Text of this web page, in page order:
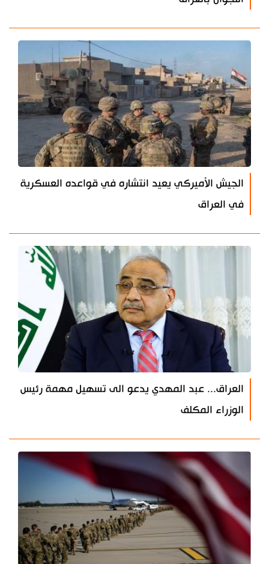
الجيش الأميركي يعيد انتشاره في قواعده العسكرية
في العراق
العراق... عبد المهدي يدعو الى تسهيل مهمة رئيس
الوزراء المكلف